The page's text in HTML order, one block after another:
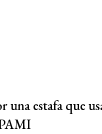
una estafa que